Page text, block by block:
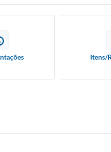
Itens/